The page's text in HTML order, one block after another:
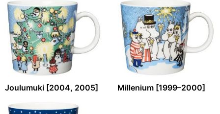
Joulumuki [2004, 2005] Millenium [1999–2000]